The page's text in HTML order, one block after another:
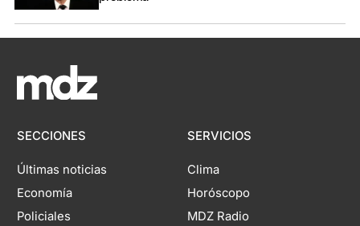
SECCIONES
Últimas noticias
Economía
Policiales
SERVICIOS
Clima
Horóscopo
MDZ Radio